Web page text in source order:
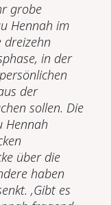
grobe
Hennah im
dreizehn
in der
der
sollen. Die
Hennah
über die
haben
‚Gibt es